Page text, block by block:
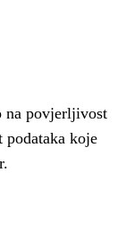
na povjerljivost
podataka koje